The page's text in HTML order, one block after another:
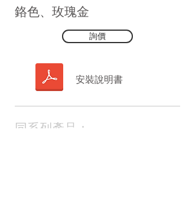
鉻色、玫瑰金
詢價
安裝說明書
同系列產品：